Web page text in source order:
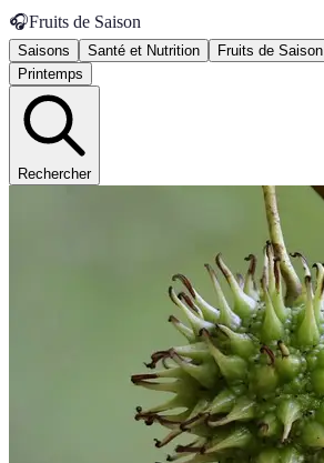
🎧Fruits de Saison
Saisons Santé et Nutrition Fruits de Saison
Printemps
Rechercher